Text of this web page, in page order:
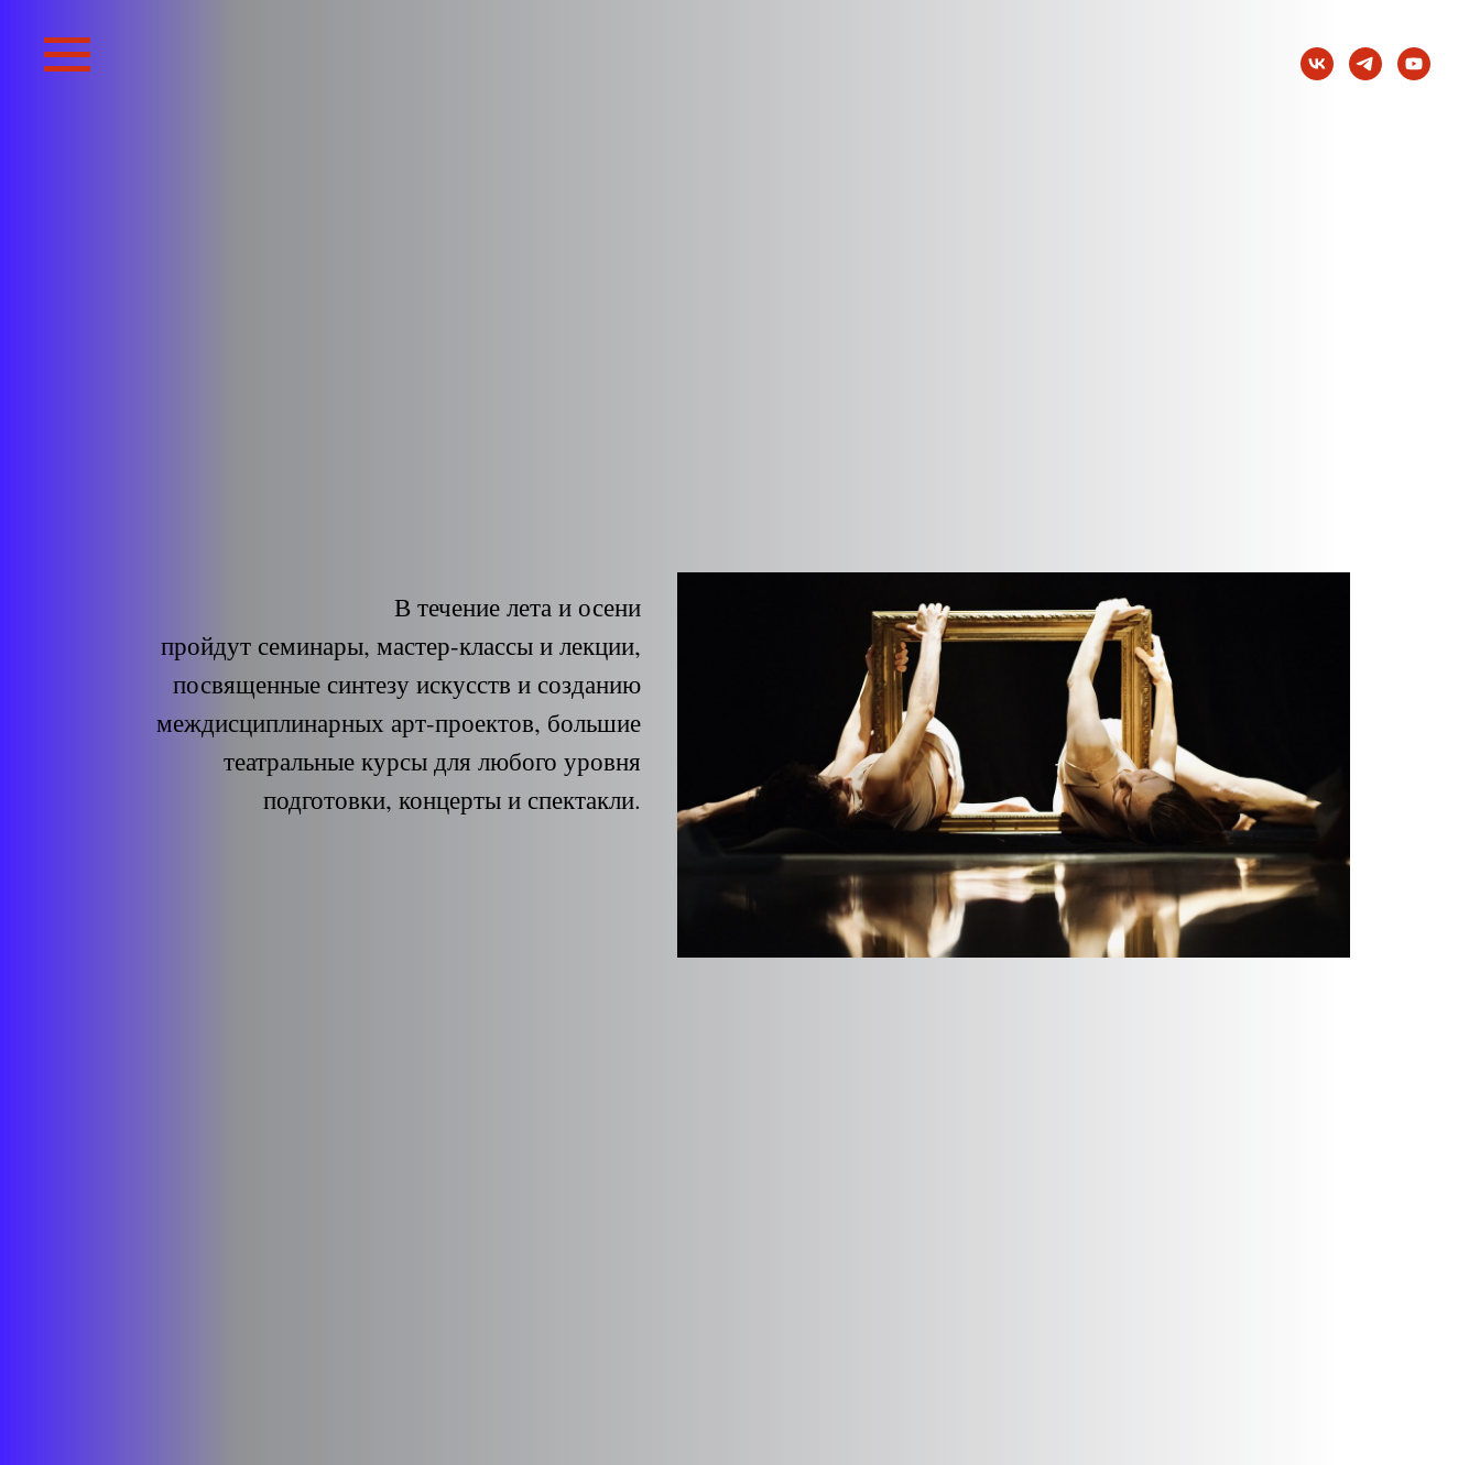
В течение лета и осени
пройдут семинары, мастер-классы и лекции,
посвященные синтезу искусств и созданию
междисциплинарных арт-проектов, большие
театральные курсы для любого уровня
подготовки, концерты и спектакли.